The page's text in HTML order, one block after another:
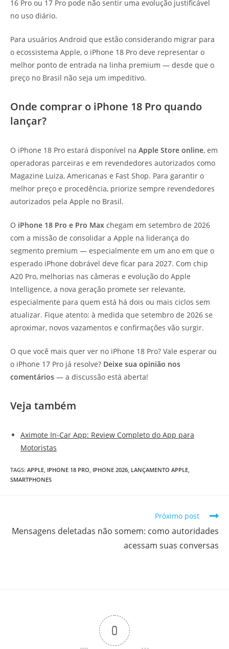
16 Pro ou 17 Pro pode não sentir uma evolução justificável
no uso diário.
Para usuários Android que estão considerando migrar para
o ecossistema Apple, o iPhone 18 Pro deve representar o
melhor ponto de entrada na linha premium — desde que o
preço no Brasil não seja um impeditivo.
Onde comprar o iPhone 18 Pro quando
lançar?
O iPhone 18 Pro estará disponível na Apple Store online, em
operadoras parceiras e em revendedores autorizados como
Magazine Luiza, Americanas e Fast Shop. Para garantir o
melhor preço e procedência, priorize sempre revendedores
autorizados pela Apple no Brasil.
O iPhone 18 Pro e Pro Max chegam em setembro de 2026
com a missão de consolidar a Apple na liderança do
segmento premium — especialmente em um ano em que o
esperado iPhone dobrável deve ficar para 2027. Com chip
A20 Pro, melhorias nas câmeras e evolução do Apple
Intelligence, a nova geração promete ser relevante,
especialmente para quem está há dois ou mais ciclos sem
atualizar. Fique atento: à medida que setembro de 2026 se
aproximar, novos vazamentos e confirmações vão surgir.
O que você mais quer ver no iPhone 18 Pro? Vale esperar ou
o iPhone 17 Pro já resolve? Deixe sua opinião nos
comentários — a discussão está aberta!
Veja também
Aximote In-Car App: Review Completo do App para
Motoristas
TAGS: APPLE, IPHONE 18 PRO, IPHONE 2026, LANÇAMENTO APPLE,
SMARTPHONES
Próximo post
Mensagens deletadas não somem: como autoridades
acessam suas conversas
0